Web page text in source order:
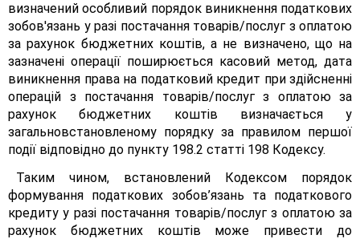
визначений особливий порядок виникнення податкових
зобов'язань у разі постачання товарів/послуг з оплатою
за рахунок бюджетних коштів, а не визначено, що на
зазначені операції поширюється касовий метод, дата
виникнення права на податковий кредит при здійсненні
операцій з постачання товарів/послуг з оплатою за
рахунок бюджетних коштів визначається у
загальновстановленому порядку за правилом першої
події відповідно до пункту 198.2 статті 198 Кодексу.
Таким чином, встановлений Кодексом порядок
формування податкових зобов’язань та податкового
кредиту у разі постачання товарів/послуг з оплатою за
рахунок бюджетних коштів може привести до